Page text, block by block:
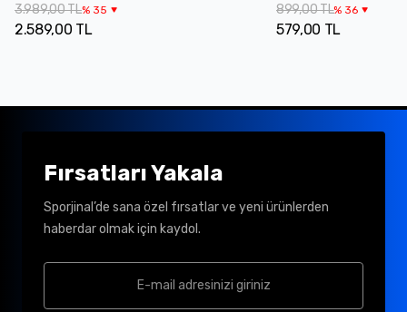
3.989,00 TL% 35
2.589,00 TL
899,00 TL% 36
579,00 TL
Fırsatları Yakala
Sporjinal’de sana özel fırsatlar ve yeni ürünlerden
haberdar olmak için kaydol.